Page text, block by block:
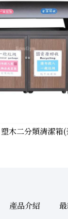
木二分類清潔箱
產品介紹